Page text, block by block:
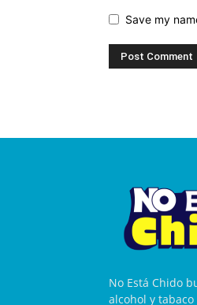
Save my
No Está Chido
alcohol y